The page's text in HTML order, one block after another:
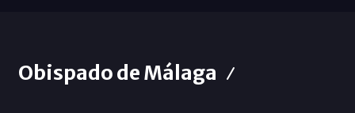
Obispado de Málaga